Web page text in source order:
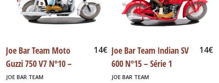
Joe Bar Team Moto
Guzzi 750 V7 N°10 –
Série 1
14€
JOE BAR TEAM
Joe Bar Team Indian SV
600 N°15 – Série 1
14€
JOE BAR TEAM
DetailCars
Dinky
Matchbox